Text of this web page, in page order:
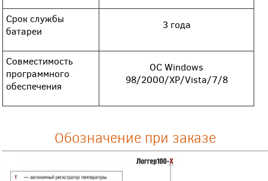
Срок службы
батареи
3 года
Совместимость
программного
обеспечения
ОС Windows
98/2000/XP/Vista/7/8
Обозначение при заказе